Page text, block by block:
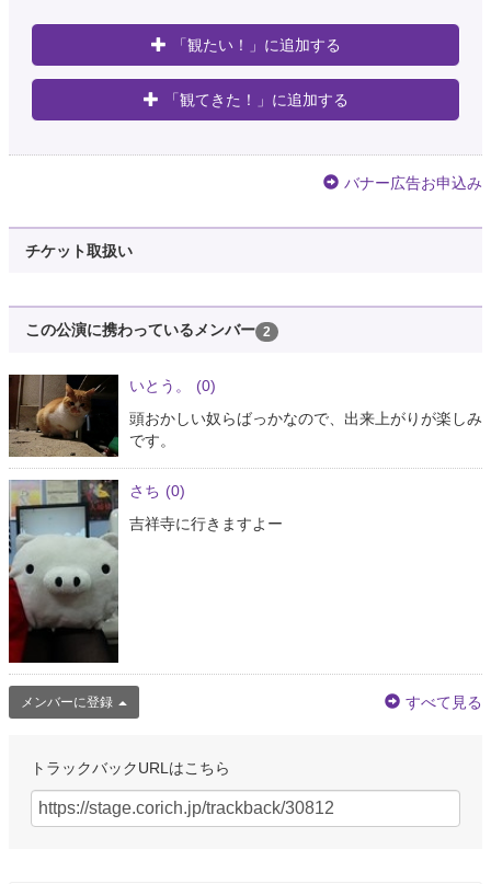
「観たい！」に追加する
「観てきた！」に追加する
バナー広告お申込み
チケット取扱い
この公演に携わっているメンバー 2
いとう。
(0)
頭おかしい奴らばっかなので、出来上がりが楽しみ
です。
さち (0)
吉祥寺に行きますよー
メンバーに登録 すべて見る
トラックバックURLはこちら